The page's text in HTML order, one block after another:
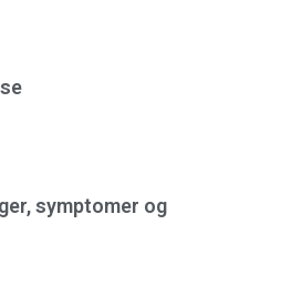
symptomer og